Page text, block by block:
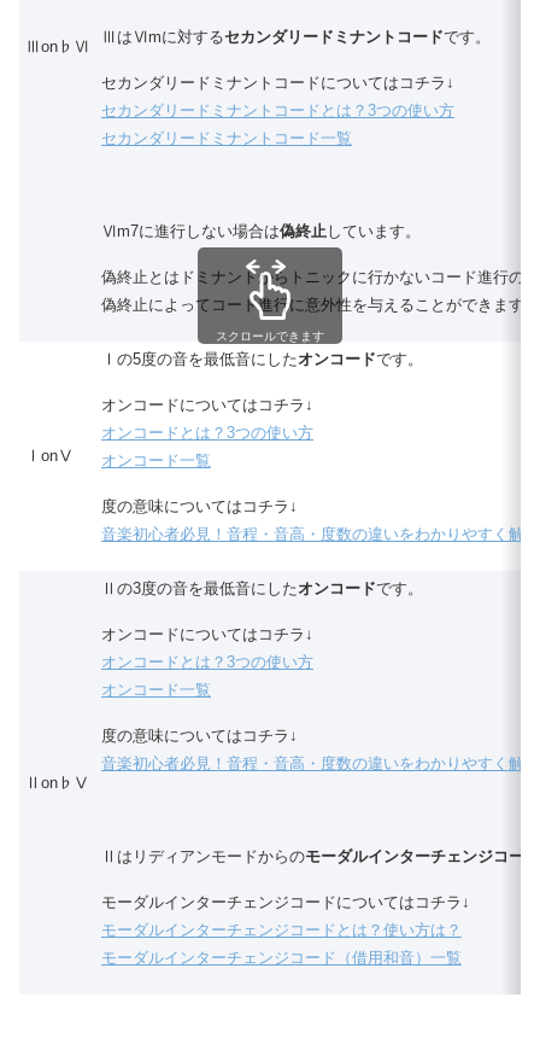
Ⅲon♭Ⅵ
ⅢはⅥmに対するセカンダリードミナントコードです。
セカンダリードミナントコードについてはコチラ↓
セカンダリードミナントコードとは？3つの使い方
セカンダリードミナントコード一覧
Ⅵm7に進行しない場合は偽終止しています。
偽終止とはドミナントからトニックに行かないコード進行の
偽終止によってコード進行に意外性を与えることができます。
ⅠonⅤ
Ⅰの5度の音を最低音にしたオンコードです。
オンコードについてはコチラ↓
オンコードとは？3つの使い方
オンコード一覧
度の意味についてはコチラ↓
音楽初心者必見！音程・音高・度数の違いをわかりやすく解説
Ⅱon♭Ⅴ
Ⅱの3度の音を最低音にしたオンコードです。
オンコードについてはコチラ↓
オンコードとは？3つの使い方
オンコード一覧
度の意味についてはコチラ↓
音楽初心者必見！音程・音高・度数の違いをわかりやすく解説
Ⅱはリディアンモードからのモーダルインターチェンジコー
モーダルインターチェンジコードについてはコチラ↓
モーダルインターチェンジコードとは？使い方は？
モーダルインターチェンジコード（借用和音）一覧
スクロールできます